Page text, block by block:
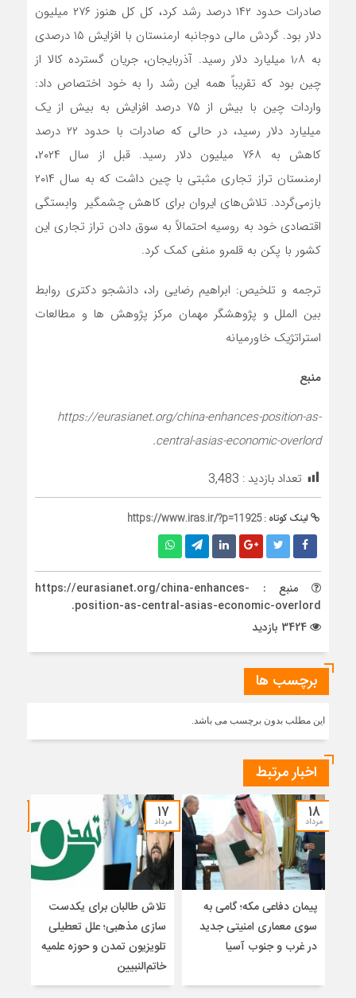
صادرات حدود ۱۴۲ درصد رشد کرد، کل کل هنوز ۲۷۶ میلیون
دلار بود. گردش مالی دوجانبه ارمنستان با افزایش ۱۵ درصدی
به ۱٫۸ میلیارد دلار رسید. آذربایجان، جریان گسترده کالا از
چین بود که تقریباً همه این رشد را به خود اختصاص داد:
واردات چین با بیش از ۷۵ درصد افزایش به بیش از یک
میلیارد دلار رسید، در حالی که صادرات با حدود ۲۲ درصد
کاهش به ۷۶۸ میلیون دلار رسید. قبل از سال ۲۰۲۴،
ارمنستان تراز تجاری مثبتی با چین داشت که به سال ۲۰۱۴
بازمی‌گردد. تلاش‌های ایروان برای کاهش چشمگیر وابستگی
اقتصادی خود به روسیه احتمالاً به سوق دادن تراز تجاری این
کشور با پکن به قلمرو منفی کمک کرد.
ترجمه و تلخیص: ابراهیم رضایی راد، دانشجو دکتری روابط
بین الملل و پژوهشگر مهمان مرکز پژوهش ها و مطالعات
استراتژیک خاورمیانه
منبع
https://eurasianet.org/china-enhances-position-as-
central-asias-economic-overlord.
تعداد بازدید : 3,483
لینک کوتاه :https://www.iras.ir/?p=11925
منبع : https://eurasianet.org/china-enhances-
position-as-central-asias-economic-overlord.
برچسب ها
این مطلب بدون برچسب می باشد.
اخبار مرتبط
۱۸
مرداد
پیمان دفاعی مکه؛ گامی به
سوی معماری امنیتی جدید
در غرب و جنوب آسیا
۱۷
مرداد
تلاش طالبان برای یکدست
سازی مذهبی؛ علل تعطیلی
تلویزیون تمدن و حوزه علمیه
خاتم‌النبیین